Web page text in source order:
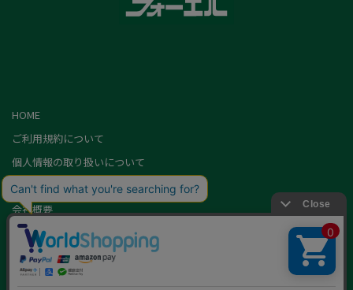
HOME
ご利用規約について
個人情報の取り扱いについて
特定商取引に基づく表記
会社概要
カード会員（情報変更/ポイント照会）
お問い合わせ